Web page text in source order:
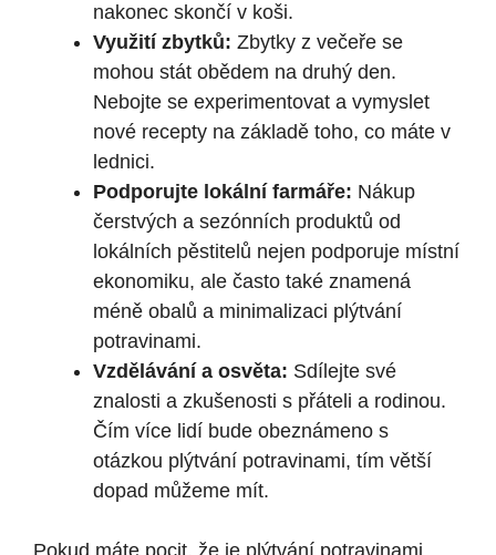
nakonec skončí⁤ v koši.
Využití zbytků: Zbytky z večeře se
mohou stát‌ obědem​ na druhý den.
⁣Nebojte ⁣se​ experimentovat a vymyslet
nové recepty na základě‍ toho, co ⁣máte v
lednici.
Podporujte lokální farmáře: Nákup
‍čerstvých a sezónních produktů ‍od
lokálních pěstitelů nejen podporuje místní
ekonomiku, ale často také ‌znamená⁣
méně obalů ‌a minimalizaci plýtvání
potravinami.
Vzdělávání a osvěta: Sdílejte své
znalosti⁣ a ​zkušenosti s přáteli ⁣a rodinou.
Čím více‍ lidí bude ‌obeznámeno ⁤s
otázkou plýtvání ‌potravinami, tím větší
dopad můžeme​ mít.